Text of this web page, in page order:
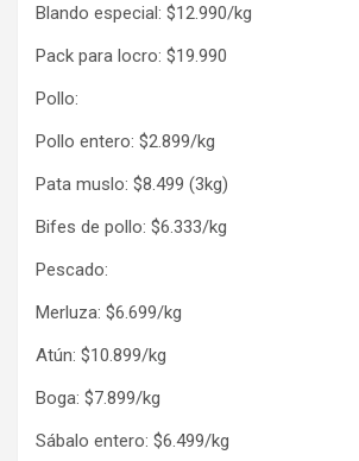
Blando especial: $12.990/kg
Pack para locro: $19.990
Pollo:
Pollo entero: $2.899/kg
Pata muslo: $8.499 (3kg)
Bifes de pollo: $6.333/kg
Pescado:
Merluza: $6.699/kg
Atún: $10.899/kg
Boga: $7.899/kg
Sábalo entero: $6.499/kg